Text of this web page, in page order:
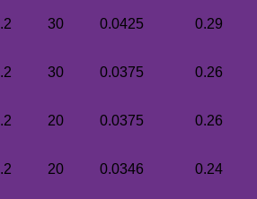
30 0.0425 0.29
30 0.0375 0.26
20 0.0375 0.26
20 0.0346 0.24